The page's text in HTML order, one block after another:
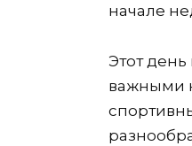
начале
Этот
важными